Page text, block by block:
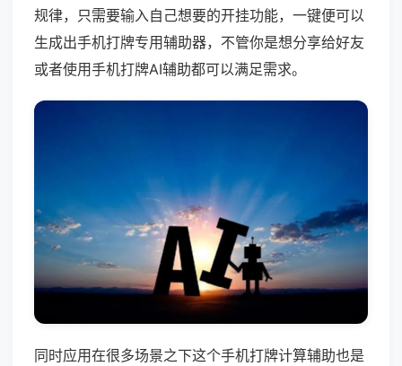
规律，只需要输入自己想要的开挂功能，一键便可以
生成出手机打牌专用辅助器，不管你是想分享给好友
或者使用手机打牌AI辅助都可以满足需求。
同时应用在很多场景之下这个手机打牌计算辅助也是